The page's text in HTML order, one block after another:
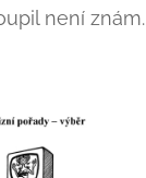
není znám.